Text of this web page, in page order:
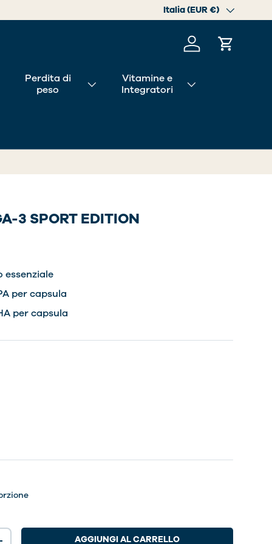
Paese/Regione
Italia (EUR €)
AccediCarrello
Perdita di
peso
Vitamine e
Integratori
3 SPORT EDITION
essenziale
per capsula
per capsula
AGGIUNGI AL CARRELLO